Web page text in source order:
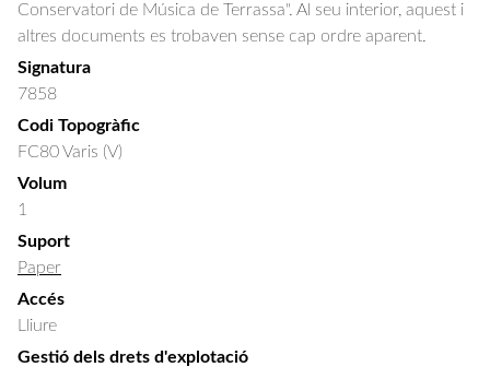
Conservatori de Música de Terrassa". Al seu interior, aquest i
altres documents es trobaven sense cap ordre aparent.
Signatura
7858
Codi Topogràfic
FC80 Varis (V)
Volum
1
Suport
Paper
Accés
Lliure
Gestió dels drets d'explotació